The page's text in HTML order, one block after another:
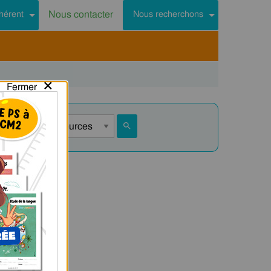
Nous contacter Nous recherchons
Fermer×